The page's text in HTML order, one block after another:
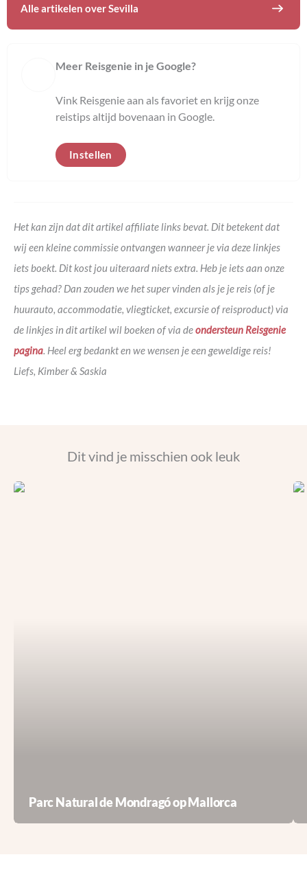
Alle artikelen overSevilla
Meer Reisgenie in je Google?
Vink Reisgenie aan als favoriet en krijg onze
reistips altijd bovenaan in Google.
Instellen
Het kan zijn dat dit artikel affiliate links bevat. Dit betekent dat
wij een kleine commissie ontvangen wanneer je via deze linkjes
iets boekt. Dit kost jou uiteraard niets extra. Heb je iets aan onze
tips gehad? Dan zouden we het super vinden als je je reis (of je
huurauto, accommodatie, vliegticket, excursie of reisproduct) via
de linkjes in dit artikel wil boeken of via deondersteun Reisgenie
pagina. Heel erg bedankt en we wensen je een geweldige reis!
Liefs, Kimber & Saskia
Dit vind je misschien ook leuk
Parc Natural de Mondragó op Mallorca